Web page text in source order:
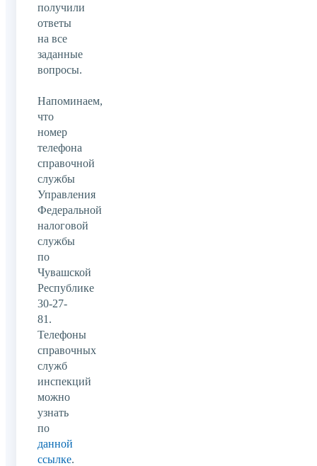
получили
ответы
на все
заданные
вопросы.
Напоминаем,
что
номер
телефона
справочной
службы
Управления
Федеральной
налоговой
службы
по
Чувашской
Республике
30-27-
81.
Телефоны
справочных
служб
инспекций
можно
узнать
по
данной
ссылке.